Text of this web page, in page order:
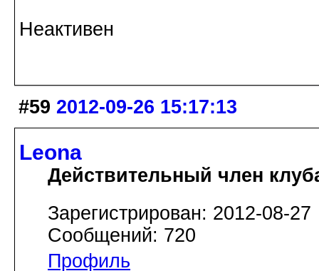
Неактивен
#59 2012-09-26 15:17:13
Leona
Действительный член
Зарегистрирован: 2012-08-27
Сообщений: 720
Профиль